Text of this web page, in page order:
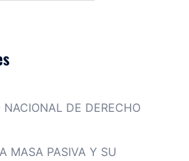
NACIONAL DE DERECHO
MASA PASIVA Y SU